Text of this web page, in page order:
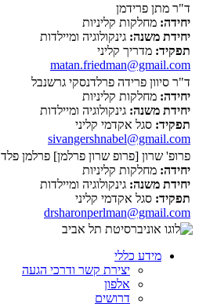
ד"ר מתן פרידמן
יחידה: מחלקות קליניות
יחידת משנה: גינקולוגיה ומיילדות
תפקיד: מדריך קליני
matan.friedman@gmail.com
ד"ר סיוון פרידה פרלדנסקי גרשנבל
יחידה: מחלקות קליניות
יחידת משנה: גינקולוגיה ומיילדות
תפקיד: סגל אקדמי קליני
sivangershnabel@gmail.com
פרופ' שרון [פרופ שרון פרלמן] פרלמן פלד
יחידה: מחלקות קליניות
יחידת משנה: גינקולוגיה ומיילדות
תפקיד: סגל אקדמי קליני
drsharonperlman@gmail.com
מידע כללי
יצירת קשר ודרכי הגעה
אלפון
דרושים